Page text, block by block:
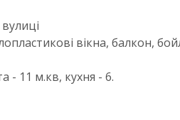
вікна, балкон,
- 11 м.кв, кухня - 6.